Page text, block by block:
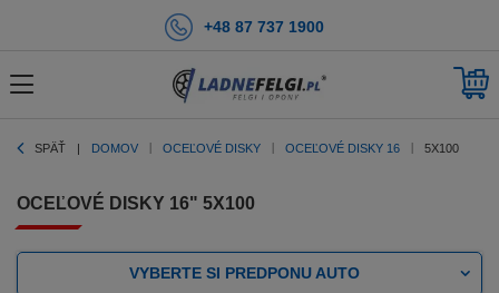
+48 87 737 1900
SPÄŤ DOMOV OCEĽOVÉ DISKY OCEĽOVÉ DISKY 16 5X100
OCEĽOVÉ DISKY 16" 5X100
VYBERTE SI PREDPONU AUTO